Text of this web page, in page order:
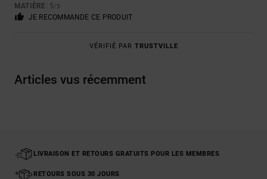
MATIÈRE : 5/5
JE RECOMMANDE CE PRODUIT
VÉRIFIÉ PAR TRUSTVILLE
Articles vus récemment
LIVRAISON ET RETOURS GRATUITS POUR LES MEMBRES
RETOURS SOUS 30 JOURS